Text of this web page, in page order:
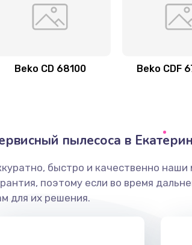
Beko CD 68100 Beko CDF
пылесоса в
быстро и качественно
поэтому если во время
для их решения.